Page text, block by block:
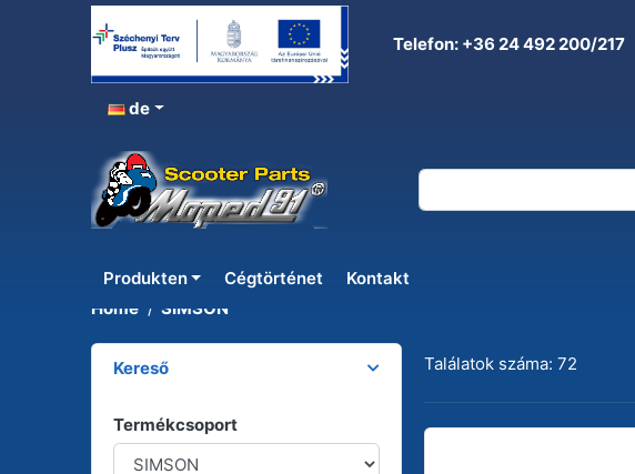
Telefon: +36 24 492 200/217
de
Produkten Cégtörténet Kontakt
SIMSON
Home SIMSON
Kereső
Termékcsoport
Találatok száma: 72